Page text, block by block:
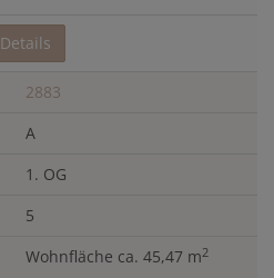
Details
2883
A
1. OG
5
Wohnfläche ca. 45,47 m2